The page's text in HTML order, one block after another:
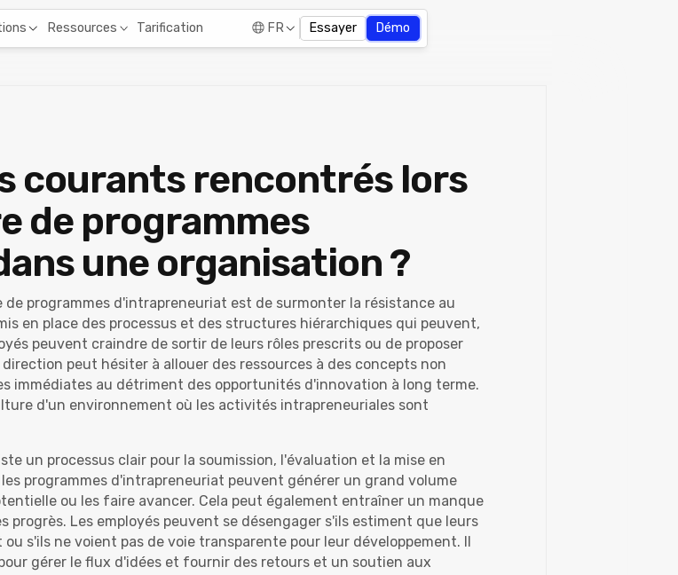
Ressources Tarification FR Essayer Démo
courants rencontrés lors
de programmes
une organisation ?
programmes d'intrapreneuriat est de surmonter la résistance au
en place des processus et des structures hiérarchiques qui peuvent,
peuvent craindre de sortir de leurs rôles prescrits ou de proposer
peut hésiter à allouer des ressources à des concepts non
immédiates au détriment des opportunités d'innovation à long terme.
d'un environnement où les activités intrapreneuriales sont
un processus clair pour la soumission, l'évaluation et la mise en
programmes d'intrapreneuriat peuvent générer un grand volume
ou les faire avancer. Cela peut également entraîner un manque
progrès. Les employés peuvent se désengager s'ils estiment que leurs
s'ils ne voient pas de voie transparente pour leur développement. Il
gérer le flux d'idées et fournir des retours et un soutien aux